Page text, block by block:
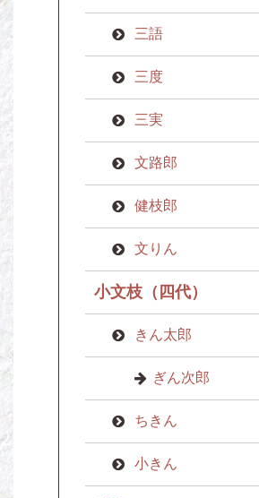
三語
三度
三実
文路郎
健枝郎
文りん
小文枝（四代）
きん太郎
ぎん次郎
ちきん
小きん